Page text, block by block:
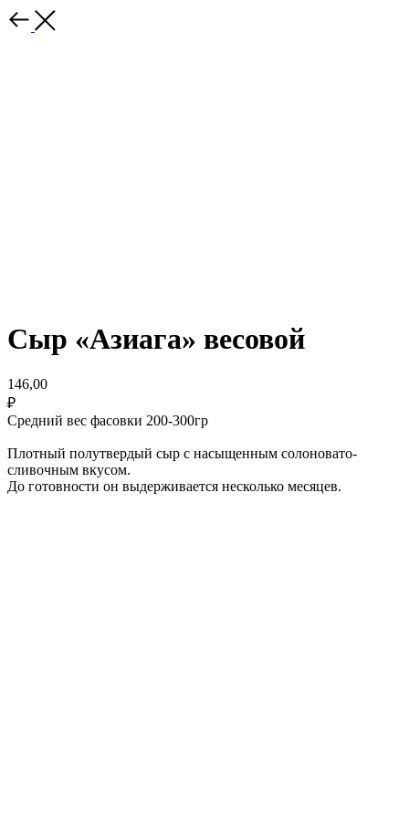
Сыр «Азиага» весовой
146,00
₽
Средний вес фасовки 200-300гр
Плотный полутвердый сыр с насыщенным солоновато-
сливочным вкусом.
До готовности он выдерживается несколько месяцев.